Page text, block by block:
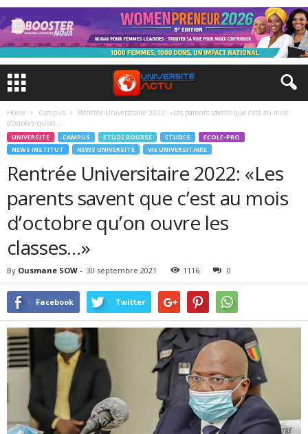
Home Campus
Rentrée Universitaire 2022: «Les parents savent que c’est au mois
d’octobre qu’on...
UNIVERSITE CAMPUS ETUDE BOURSE ETUDES
ECOLE-PRO
NEWS INSTITUT
NEWS UNIVERSITE VIE UNIVERSITAIRE
Rentrée Universitaire 2022: «Les
parents savent que c’est au mois
d’octobre qu’on ouvre les
classes…»
By Ousmane SOW - 30 septembre 2021 1116 0
Facebook Twitter